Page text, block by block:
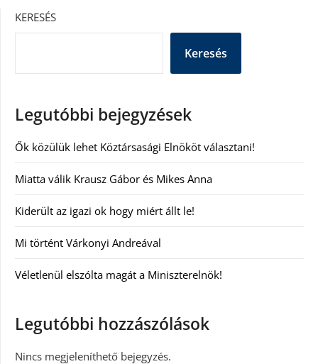
KERESÉS
Keresés
Legutóbbi bejegyzések
Ők közülük lehet Köztársasági Elnököt választani!
Miatta válik Krausz Gábor és Mikes Anna
Kiderült az igazi ok hogy miért állt le!
Mi történt Várkonyi Andreával
Véletlenül elszólta magát a Miniszterelnök!
Legutóbbi hozzászólások
Nincs megjeleníthető bejegyzés.